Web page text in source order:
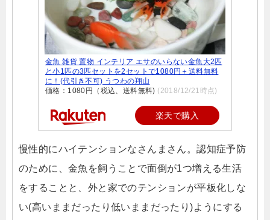
金魚 雑貨 置物 インテリア エサのいらない金魚大2匹
と小1匹の3匹セットを2セットで1080円＋送料無料
に！(代引き不可) うつわの翔山
価格：1080円（税込、送料無料) (2018/12/21時点)
楽天で購入
慢性的にハイテンションなさんまさん。認知症予防
のために、金魚を飼うことで面倒が1つ増える生活
をすることと、外と家でのテンションが平板化しな
い(高いままだったり低いままだったり)ようにする